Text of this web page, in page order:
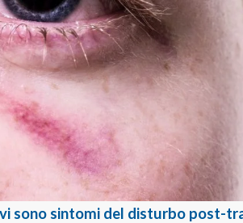
sono sintomi del disturbo post-